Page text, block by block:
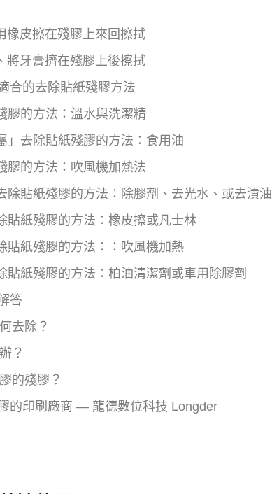
橡皮擦在殘膠上來回擦拭
將牙膏擠在殘膠上後擦拭
合的去除貼紙殘膠方法
膠的方法：溫水與洗潔精
」去除貼紙殘膠的方法：食用油
膠的方法：吹風機加熱法
除貼紙殘膠的方法：除膠劑、去光水、或去漬油
貼紙殘膠的方法：橡皮擦或凡士林
貼紙殘膠的方法：：吹風機加熱
貼紙殘膠的方法：柏油清潔劑或車用除膠劑
答
去除？
？
的殘膠？
的印刷廠商 — 龍德數位科技 Longder